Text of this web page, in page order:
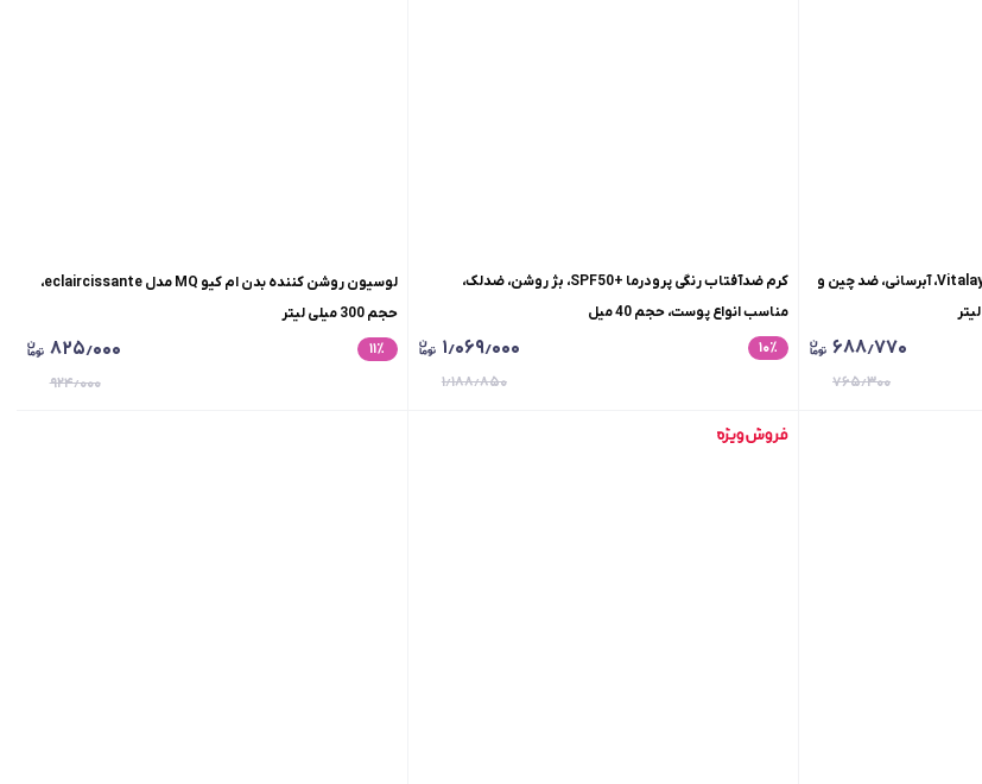
سرم هیالورونیک اسید ویتالیر Vitalayer، آبرسانی، ضد چین و
۶۸۸٫۷۷۰
۷۶۵٫۳۰۰
کرم ضدآفتاب رنگی پرودرما +SPF50، بژ روشن، ضدلک،
مناسب انواع پوست، حجم 40 میل
۱۰٪ ۱٫۰۶۹٫۰۰۰
۱٫۱۸۸٫۸۵۰
لوسیون روشن کننده بدن ام کیو MQ مدل eclaircissante،
حجم 300 میلی لیتر
۱۱٪ ۸۲۵٫۰۰۰
۹۲۴٫۰۰۰